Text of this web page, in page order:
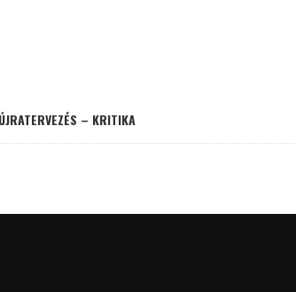
ÚJRATERVEZÉS – KRITIKA